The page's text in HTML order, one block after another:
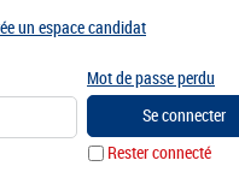
Rester connecté
Mot de passe perdu
un espace candidat